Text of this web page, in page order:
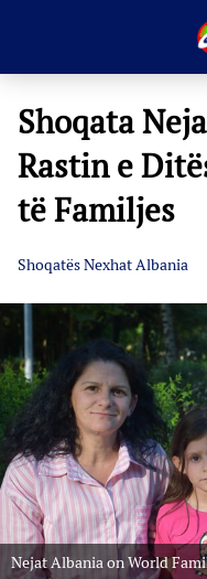
Shoqata
Rastin e
të Familjes
Shoqatës Nexhat Albania
Nejat Albania on World